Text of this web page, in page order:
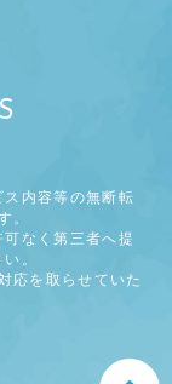
内容等の無断転
。
なく第三者へ提
。
応を取らせていた